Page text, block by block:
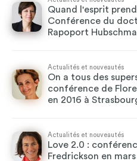
Quand l'esprit
Conférence du
Rapoport
Actualités et nouveautés
On a tous des
conférence de
en 2016 à
Actualités et nouveautés
Love 2.0 :
Fredrickson en mars